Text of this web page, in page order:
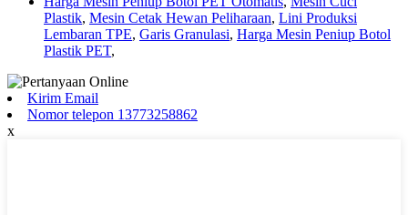
Plastik, Mesin Cetak Hewan Peliharaan, Lini Produksi
Lembaran TPE, Garis Granulasi, Harga Mesin Peniup Botol
Plastik PET,
Kirim Email
Nomor telepon 13773258862
x